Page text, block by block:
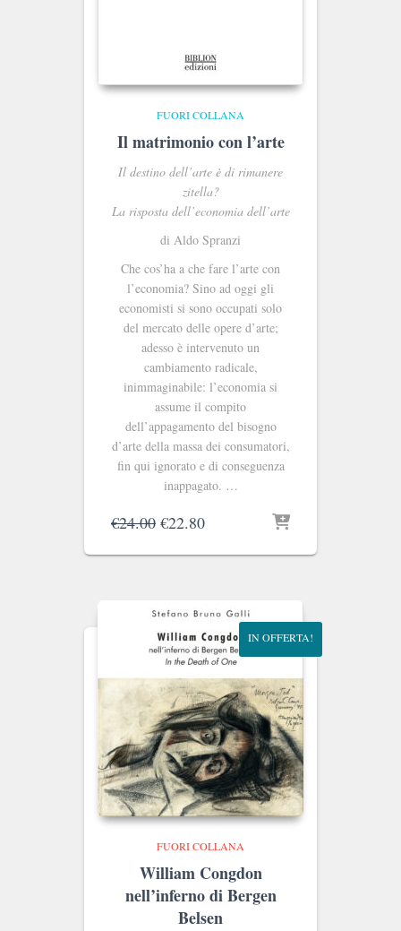
FUORI COLLANA
Il matrimonio con l’arte
Il destino dell’arte è di rimanere
zitella?
La risposta dell’economia dell’arte
di Aldo Spranzi
Che cos’ha a che fare l’arte con
l’economia? Sino ad oggi gli
economisti si sono occupati solo
del mercato delle opere d’arte;
adesso è intervenuto un
cambiamento radicale,
inimmaginabile: l’economia si
assume il compito
dell’appagamento del bisogno
d’arte della massa dei consumatori,
fin qui ignorato e di conseguenza
inappagato. …
€24.00 Il
originale
€22.80Il
attuale
IN OFFERTA!
FUORI COLLANA
William Congdon
nell’inferno di Bergen
Belsen